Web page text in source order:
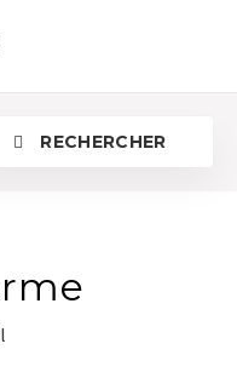
RECHERCHER